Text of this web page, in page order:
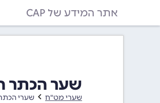
אתר המידע של CAP
שער הכתר
שערי מט"ח שערי הכתר